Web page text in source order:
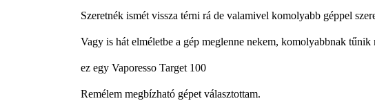
Szeretnék ismét vissza térni rá de valamivel komolyabb géppel
Vagy is hát elméletbe a gép meglenne nekem, komolyabbnak tűnik
ez egy Vaporesso Target 100
Remélem megbízható gépet választottam.